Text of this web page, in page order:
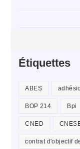
Étiquettes
ABES
BOP 214 Bpi
CNED
contrat d'objectif